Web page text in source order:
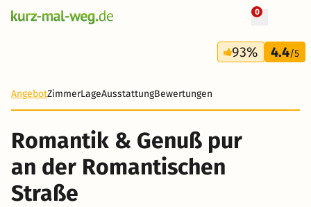
0
3 Tage
174 €
93% 4.4/5
AngebotZimmerLageAusstattungBewertungen
Romantik & Genuß pur
an der Romantischen
Straße